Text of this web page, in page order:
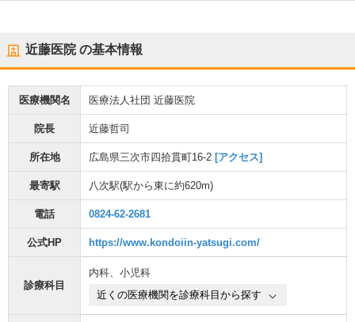
近藤医院の基本情報
医療機関名 医療法人社団 近藤医院
院長 近藤哲司
所在地 広島県三次市四拾貫町16-2 [アクセス]
最寄駅 八次駅(駅から東に約620m)
電話 0824-62-2681
公式HP https://www.kondoiin-yatsugi.com/
診療科目
内科、 小児科
近くの医療機関を診療科目から探す